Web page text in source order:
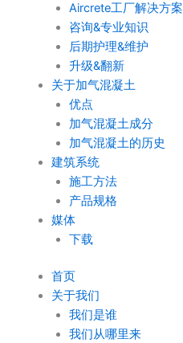
Aircrete工厂解决方案
咨询&专业知识
后期护理&维护
升级&翻新
关于加气混凝土
优点
加气混凝土成分
加气混凝土的历史
建筑系统
施工方法
产品规格
媒体
下载
首页
关于我们
我们是谁
我们从哪里来